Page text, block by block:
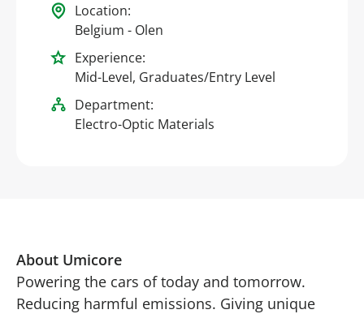
Location:
Belgium - Olen
Experience:
Mid-Level, Graduates/Entry Level
Department:
Electro-Optic Materials
About Umicore
Powering the cars of today and tomorrow.
Reducing harmful emissions. Giving unique